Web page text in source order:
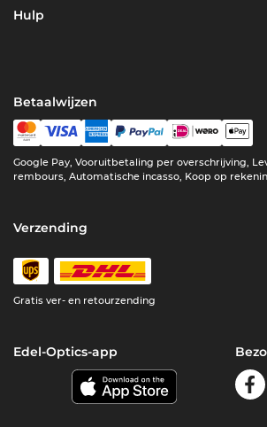
Hulp
Betaalwijzen
Google Pay, Vooruitbetaling per overschrijving,
rembours, Automatische incasso, Koop op
Verzending
Gratis ver- en retourzending
Edel-Optics-app